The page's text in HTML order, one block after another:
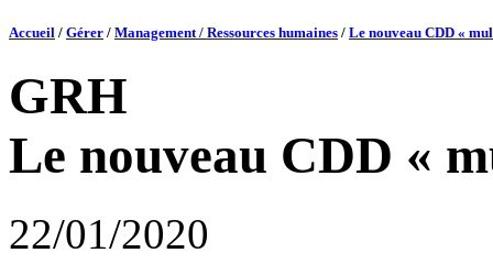
Accueil / Gérer / Management / Ressources humaines / Le nouveau CDD «
GRH
Le nouveau CDD «
22/01/2020